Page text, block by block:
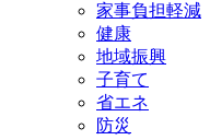
家事負担軽減
健康
地域振興
子育て
省エネ
防災